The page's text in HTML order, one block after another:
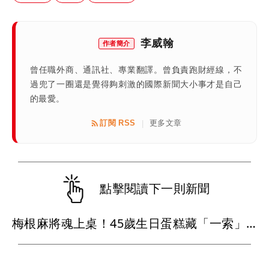
作者簡介 李威翰
曾任職外商、通訊社、專業翻譯。曾負責跑財經線，不
過兜了一圈還是覺得夠刺激的國際新聞大小事才是自己
的最愛。
訂閱 RSS 更多文章
點擊閱讀下一則新聞
梅根麻將魂上桌！45歲生日蛋糕藏「一索」巧思